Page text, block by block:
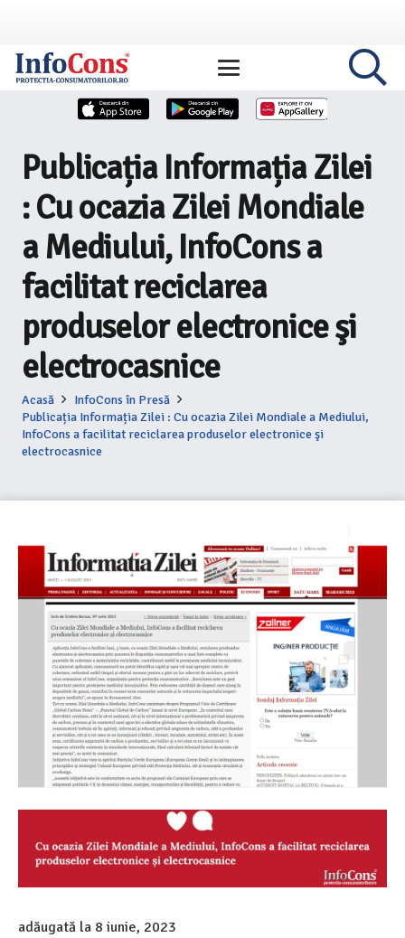
Publicația Informația Zilei
: Cu ocazia Zilei Mondiale
a Mediului, InfoCons a
facilitat reciclarea
produselor electronice şi
electrocasnice
Acasă
InfoCons în Presă
Publicația Informația Zilei : Cu ocazia Zilei Mondiale a Mediului,
InfoCons a facilitat reciclarea produselor electronice şi
electrocasnice
adăugată la 8 iunie, 2023